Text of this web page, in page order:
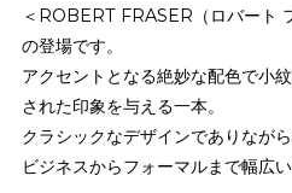
＜ROBERT FRASER（ロバート
の登場です。
アクセントとなる絶妙な配色で小
された印象を与える一本。
クラシックなデザインでありなが
ビジネスからフォーマルまで幅広